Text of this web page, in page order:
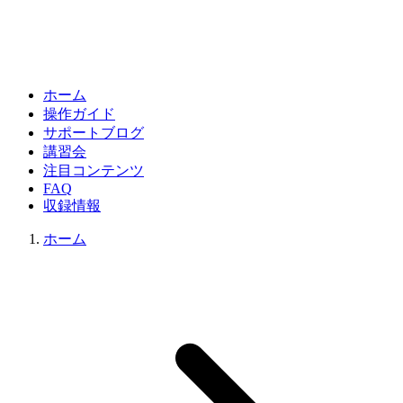
ホーム
操作ガイド
サポートブログ
講習会
注目コンテンツ
FAQ
収録情報
ホーム